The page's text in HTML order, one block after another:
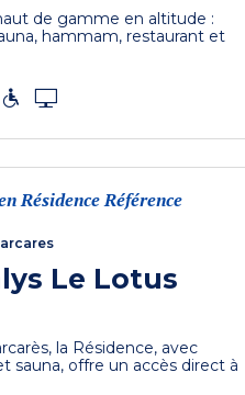
de gamme en altitude :
hammam, restaurant et
Résidence Référence
Le Lotus
la Résidence, avec
sauna, offre un accès direct à